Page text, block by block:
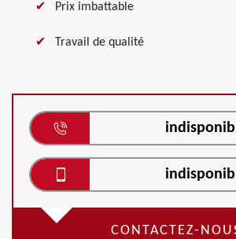
Prix imbattable
Travail de qualité
CONTACTEZ-